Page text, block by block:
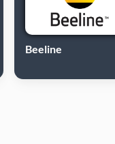
Beeline